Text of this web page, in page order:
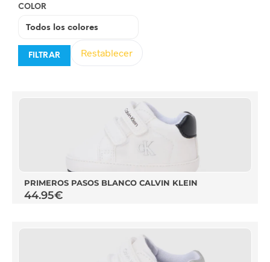
COLOR
FILTRAR Restablecer
PRIMEROS PASOS BLANCO CALVIN KLEIN
44.95€